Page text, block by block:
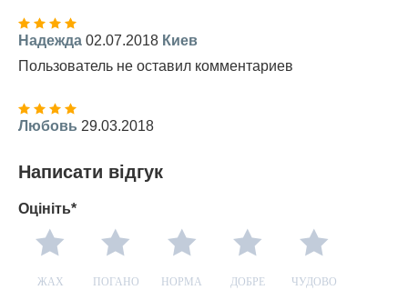
Надежда 02.07.2018 Киев
Пользователь не оставил комментариев
Любовь 29.03.2018
Написати відгук
Оцініть*
ЖАХ ПОГАНО НОРМА ДОБРЕ ЧУДОВО